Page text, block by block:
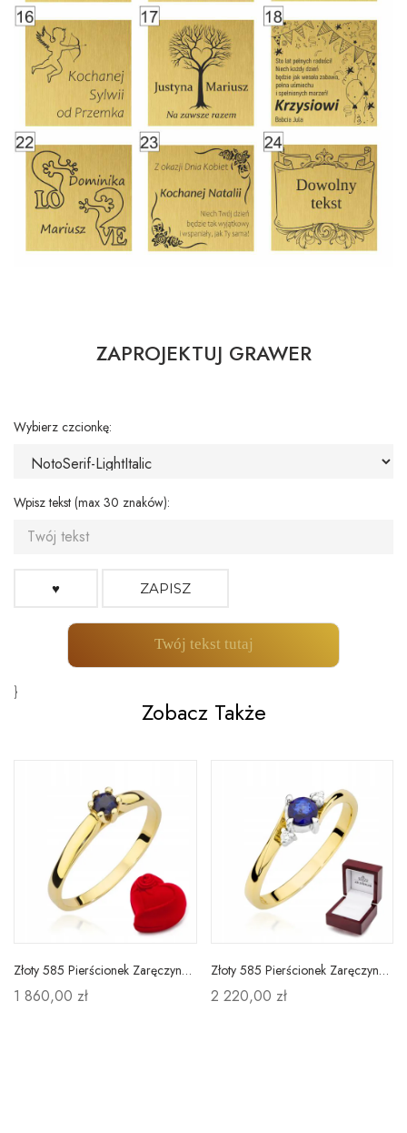
ZAPROJEKTUJ GRAWER
Wybierz czcionkę:
Wpisz tekst (max 30 znaków):
♥ ZAPISZ
Twój tekst tutaj
}
Zobacz Także
Złoty 585 Pierścionek Zaręczynowy Szafir Grawer
1 860,00 zł
Złoty 585 Pierścionek Zaręczynowy Szafir Diamenty
2 220,00 zł